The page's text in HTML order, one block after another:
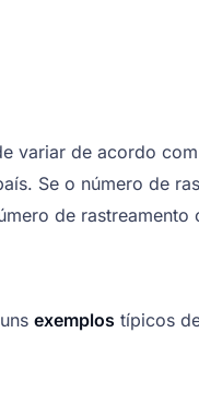
variar de acordo
Se o número de
de rastreamento
exemplos típicos